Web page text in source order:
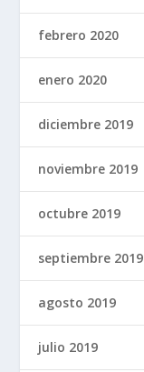
febrero 2020
enero 2020
diciembre 2019
noviembre 2019
octubre 2019
septiembre 2019
agosto 2019
julio 2019